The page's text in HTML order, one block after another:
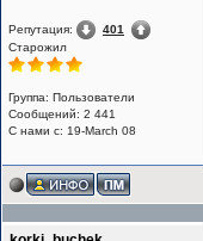
Репутация:
401
Старожил
Группа: Пользователи
Сообщений: 2 441
С нами с: 19-March 08